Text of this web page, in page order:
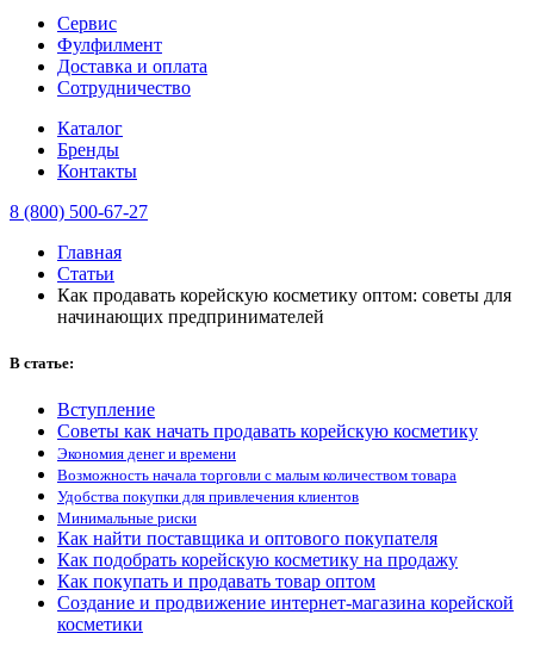
Сервис
Фулфилмент
Доставка и оплата
Сотрудничество
Каталог
Бренды
Контакты
8 (800) 500-67-27
Главная
Статьи
Как продавать корейскую косметику оптом: советы для
начинающих предпринимателей
В статье:
Вступление
Советы как начать продавать корейскую косметику
Экономия денег и времени
Возможность начала торговли с малым количеством товара
Удобства покупки для привлечения клиентов
Минимальные риски
Как найти поставщика и оптового покупателя
Как подобрать корейскую косметику на продажу
Как покупать и продавать товар оптом
Создание и продвижение интернет-магазина корейской
косметики